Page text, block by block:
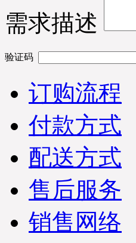
（合肥优凯制冷-发货部）
需求描述
验证码
订购流程
付款方式
配送方式
售后服务
销售网络